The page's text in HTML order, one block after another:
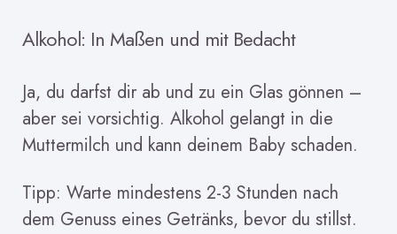
Alkohol: In Maßen und mit Bedacht
Ja, du darfst dir ab und zu ein Glas gönnen –
aber sei vorsichtig. Alkohol gelangt in die
Muttermilch und kann deinem Baby schaden.
Tipp: Warte mindestens 2-3 Stunden nach
dem Genuss eines Getränks, bevor du stillst.